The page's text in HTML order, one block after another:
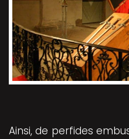
Ainsi, de perfides